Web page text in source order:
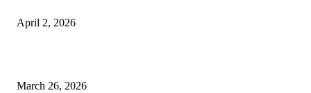
April 2, 2026
March 26, 2026